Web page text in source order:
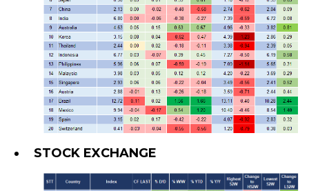
STOCK EXCHANGE